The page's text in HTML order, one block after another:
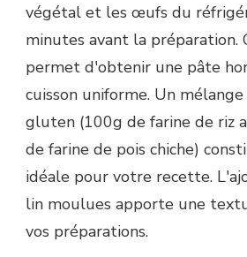
végétal et les œufs du
minutes avant la préparation.
permet d'obtenir une pâte
cuisson uniforme. Un mélange
gluten (100g de farine de riz
de farine de pois chiche)
idéale pour votre recette.
lin moulues apporte une
vos préparations.